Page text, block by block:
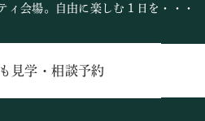
会場。自由に楽しむ１日を・・・
見学・相談予約